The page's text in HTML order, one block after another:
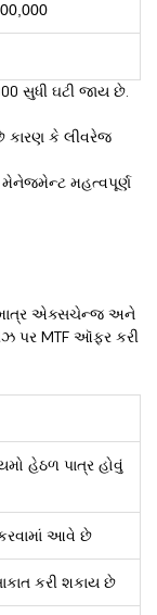
સુધી ઘટી જાય છે.
કારણ કે લીવરેજ
મેનેજમેન્ટ મહત્વપૂર્ણ
માત્ર એક્સચેન્જ અને
પર MTF ઑફર કરી
હેઠળ પાત્ર હોવું
આવે છે
કરી શકાય છે